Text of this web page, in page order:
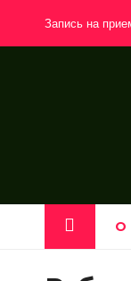
Запись на
О